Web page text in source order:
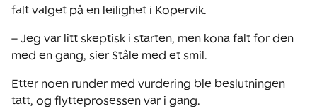
falt valget på en leilighet i Kopervik.
– Jeg var litt skeptisk i starten, men kona falt for den
med en gang, sier Ståle med et smil.
Etter noen runder med vurdering ble beslutningen
tatt, og flytteprosessen var i gang.